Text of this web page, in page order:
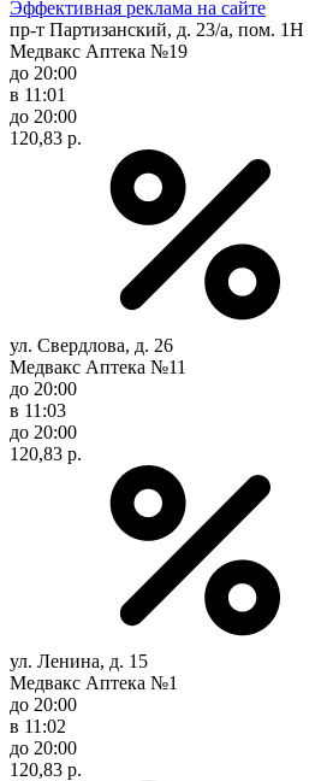
Эффективная реклама на сайте
пр-т Партизанский, д. 23/а, пом. 1Н
Медвакс Аптека №19
до 20:00
в 11:01
до 20:00
120,83 р.
ул. Свердлова, д. 26
Медвакс Аптека №11
до 20:00
в 11:03
до 20:00
120,83 р.
ул. Ленина, д. 15
Медвакс Аптека №1
до 20:00
в 11:02
до 20:00
120,83 р.